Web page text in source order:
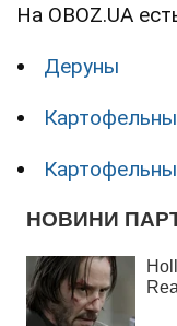
На OBOZ.UA
Деруны